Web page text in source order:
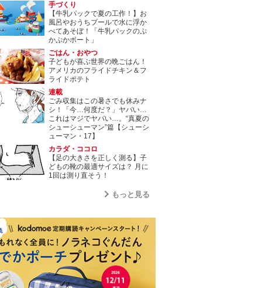
手づくり
【牛乳パックで夏の工作！】お
風呂やおうちプールで水に浮か
べてあそぼ！「牛乳パックのぷ
かぷかボート」
ごはん・おやつ
子どもが喜ぶ世界の晩ごはん！
アメリカのフライドチキン＆フ
ライドポテト
連載
ごみ収集はこの暑さでも休みナ
シ！「今…何度だ？」ヤバい…
これはマジでヤバい…。“真夏の
シューシューマン”篇【シューシ
ューマン・17】
カラダ・ココロ
【足の大きさを正しく測る】子
どもの靴の最適サイズは？ 月に
1回は測り直そう！
もっと見る